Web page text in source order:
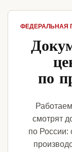
ФЕДЕРАЛЬНАЯ
по
смотрят
по России: